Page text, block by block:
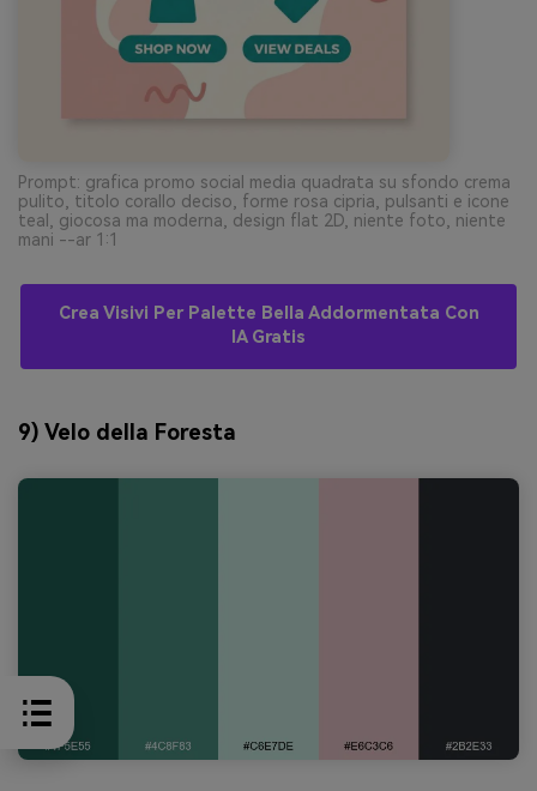
Prompt: grafica promo social media quadrata su sfondo crema
pulito, titolo corallo deciso, forme rosa cipria, pulsanti e icone
teal, giocosa ma moderna, design flat 2D, niente foto, niente
mani --ar 1:1
Crea Visivi Per Palette Bella Addormentata Con
IA Gratis
9) Velo della Foresta